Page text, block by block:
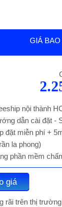
GIÁ
nội thành
dẫn cài đặt -
đặt miễn phí +
la phong)
phần mềm
giá
trên thị